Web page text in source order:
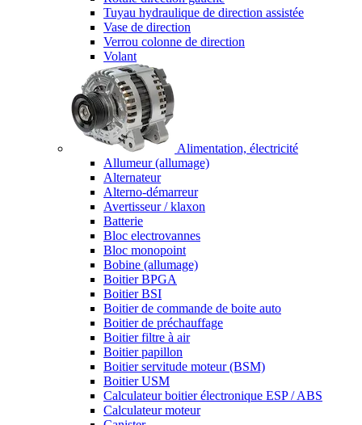
Tuyau hydraulique de direction assistée
Vase de direction
Verrou colonne de direction
Volant
Alimentation, électricité
Allumeur (allumage)
Alternateur
Alterno-démarreur
Avertisseur / klaxon
Batterie
Bloc electrovannes
Bloc monopoint
Bobine (allumage)
Boitier BPGA
Boitier BSI
Boitier de commande de boite auto
Boitier de préchauffage
Boitier filtre à air
Boitier papillon
Boitier servitude moteur (BSM)
Boitier USM
Calculateur boitier électronique ESP / ABS
Calculateur moteur